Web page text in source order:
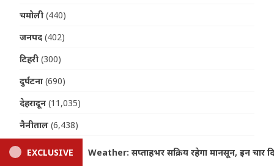
चमोली (440)
जनपद (402)
टिहरी (300)
दुर्घटना (690)
देहरादून (11,035)
नैनीताल (6,438)
पर्यटन(213)
EXCLUSIVE
इन चार दिनों में भारी बारिश का अलर्ट Uttarakhand